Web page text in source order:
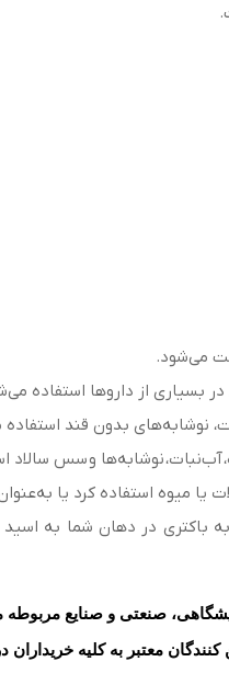
می‌شود.
بسیاری از داروها استفاده
نوشابه‌های بدون قند
آب‌نبات، نوشابه‌ها و سس سالاد
یا میوه استفاده کرد یا
باکتری در دهان شما به
صنعتی و صنایع
کنندگان معتبر به کلیه